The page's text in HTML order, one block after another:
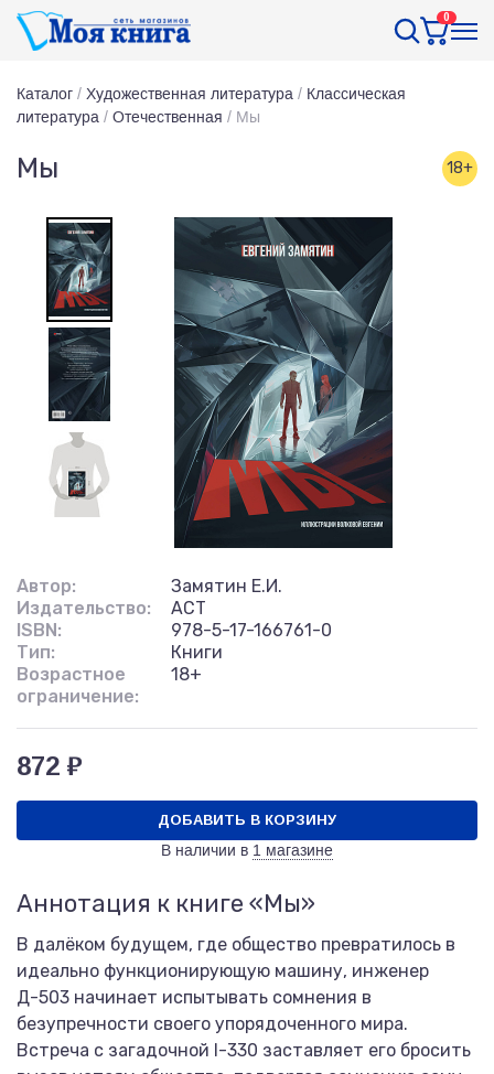
0
Каталог / Художественная литература / Классическая
литература / Отечественная / Мы
Мы 18+
Автор:
Замятин Е.И.
Издательство:
АСТ
ISBN:
978-5-17-166761-0
Тип:
Книги
Возрастное
ограничение:
18+
872 ₽
ДОБАВИТЬ В КОРЗИНУ
В наличии в 1 магазине
Аннотация к книге «Мы»
В далёком будущем, где общество превратилось в
идеально функционирующую машину, инженер
Д-503 начинает испытывать сомнения в
безупречности своего упорядоченного мира.
Встреча с загадочной I-330 заставляет его бросить